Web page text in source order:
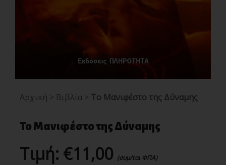
Αρχική > Βιβλία > Το Μανιφέστο της Δύναμης
Το Μανιφέστο της Δύναμης
Τιμή: €11,00 (συμ/ται ΦΠΑ)